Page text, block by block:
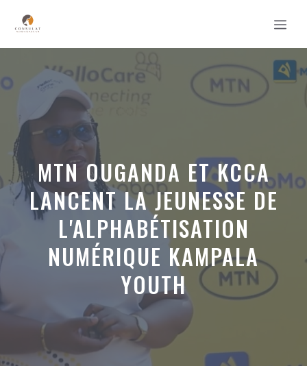
contenu
MTN OUGANDA ET KCCA
LANCENT LA JEUNESSE DE
L'ALPHABÉTISATION
NUMÉRIQUE KAMPALA
YOUTH